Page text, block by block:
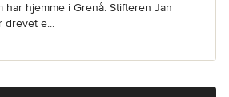
har hjemme i Grenå. Stifteren Jan
drevet e...